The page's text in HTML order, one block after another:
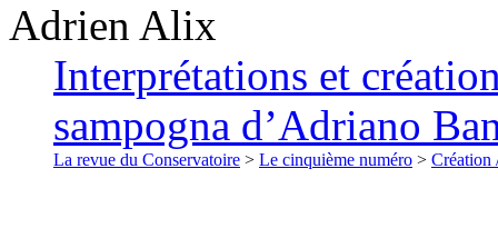
Adrien Alix
Interprétations et
sampogna d’Adriano
La revue du Conservatoire > Le cinquième numéro > Création